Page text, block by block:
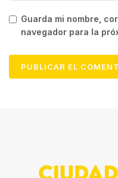
Guarda mi nombre,
navegador para la